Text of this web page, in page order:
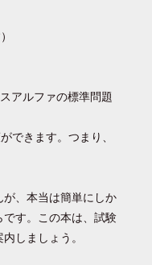
アルファの標準問題
できます。つまり、
が、本当は簡単にしか
す。この本は、試験
しましょう。